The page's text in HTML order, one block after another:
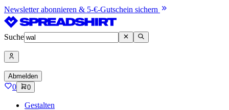
Newsletter abonnieren & 5-€-Gutschein sichern
Suche
Abmelden
0 0
Gestalten